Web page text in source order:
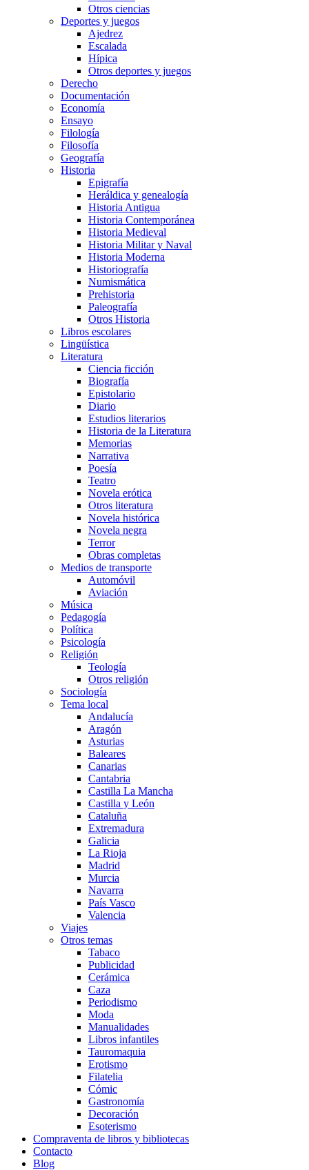
Otros ciencias
Deportes y juegos
Ajedrez
Escalada
Hípica
Otros deportes y juegos
Derecho
Documentación
Economía
Ensayo
Filología
Filosofía
Geografía
Historia
Epigrafía
Heráldica y genealogía
Historia Antigua
Historia Contemporánea
Historia Medieval
Historia Militar y Naval
Historia Moderna
Historiografía
Numismática
Prehistoria
Paleografía
Otros Historia
Libros escolares
Lingüística
Literatura
Ciencia ficción
Biografía
Epistolario
Diario
Estudios literarios
Historia de la Literatura
Memorias
Narrativa
Poesía
Teatro
Novela erótica
Otros literatura
Novela histórica
Novela negra
Terror
Obras completas
Medios de transporte
Automóvil
Aviación
Música
Pedagogía
Política
Psicología
Religión
Teología
Otros religión
Sociología
Tema local
Andalucía
Aragón
Asturias
Baleares
Canarias
Cantabria
Castilla La Mancha
Castilla y León
Cataluña
Extremadura
Galicia
La Rioja
Madrid
Murcia
Navarra
País Vasco
Valencia
Viajes
Otros temas
Tabaco
Publicidad
Cerámica
Caza
Periodismo
Moda
Manualidades
Libros infantiles
Tauromaquia
Erotismo
Filatelia
Cómic
Gastronomía
Decoración
Esoterismo
Compraventa de libros y bibliotecas
Contacto
Blog